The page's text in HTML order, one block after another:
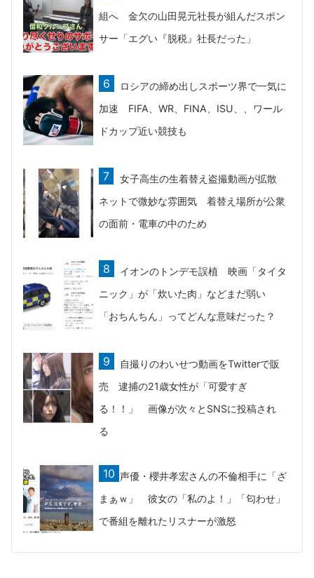
組へ 金欠の山田晃元社長が組んだスポン
サー「エグい『脱税』社長だった」
ロシアの締め出しスポーツ界で一気に
加速 FIFA、WR、FINA、ISU、、ワール
ドカップ近い競技も
女子高生の生着替え盗撮動画が拡散
ネットで微妙な雰囲気 着替え場所が公衆
の面前・電車の中のため
イオンのトンデモ誤植 映画「タイタ
ニック」が「炊いた肉」などまだ弱い
「おちんちん」ってどんな意味だった？
自撮りのわいせつ動画をTwitterで販
売 逮捕の21歳女性が「可愛すぎ
る！！」 画像が次々とSNSに投稿され
る
声優・櫻井孝宏さんの不倫相手に「ざ
まぁｗ」 彼女の「私のよ！」「匂わせ」
で番組を離れたリスナーが激怒